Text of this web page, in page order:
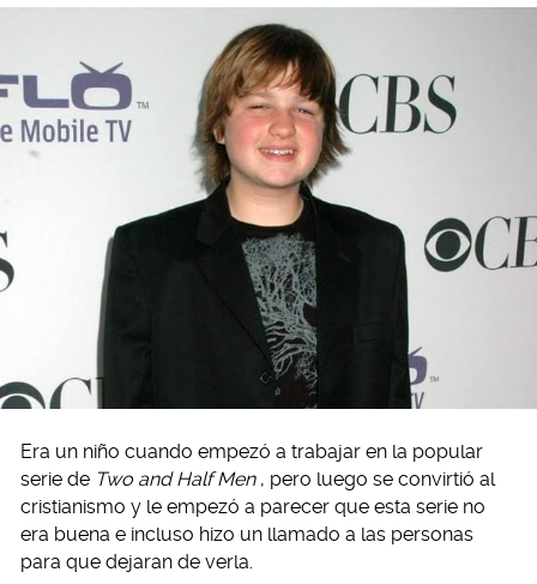
Era un niño cuando empezó a trabajar en la popular
serie de Two and Half Men , pero luego se convirtió al
cristianismo y le empezó a parecer que esta serie no
era buena e incluso hizo un llamado a las personas
para que dejaran de verla.